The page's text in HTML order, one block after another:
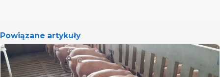
Powiązane artykuły